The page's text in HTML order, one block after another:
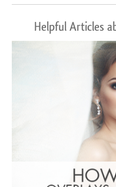
Helpful Articles